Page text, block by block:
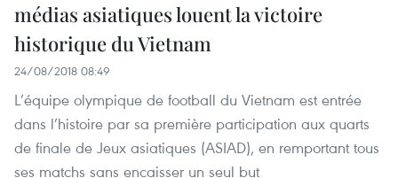
médias asiatiques louent la victoire
historique du Vietnam
24/08/2018 08:49
L’équipe olympique de football du Vietnam est entrée
dans l’histoire par sa première participation aux quarts
de finale de Jeux asiatiques (ASIAD), en remportant tous
ses matchs sans encaisser un seul but